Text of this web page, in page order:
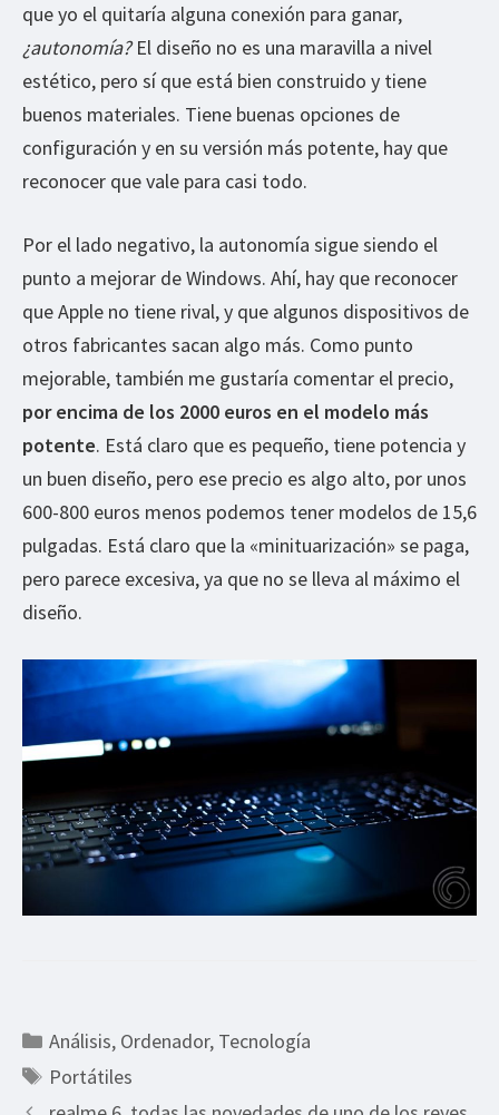
que yo el quitaría alguna conexión para ganar,
¿autonomía?El diseño no es una maravilla a nivel
estético, pero sí que está bien construido y tiene
buenos materiales. Tiene buenas opciones de
configuración y en su versión más potente, hay que
reconocer que vale para casi todo.
Por el lado negativo, la autonomía sigue siendo el
punto a mejorar de Windows. Ahí, hay que reconocer
que Apple no tiene rival, y que algunos dispositivos de
otros fabricantes sacan algo más. Como punto
mejorable, también me gustaría comentar el precio,
por encima de los 2000 euros en el modelo más
potente. Está claro que es pequeño, tiene potencia y
un buen diseño, pero ese precio es algo alto, por unos
600-800 euros menos podemos tener modelos de 15,6
pulgadas. Está claro que la «minituarización» se paga,
pero parece excesiva, ya que no se lleva al máximo el
diseño.
Categorías
Análisis, Ordenador, Tecnología
Etiquetas
Portátiles